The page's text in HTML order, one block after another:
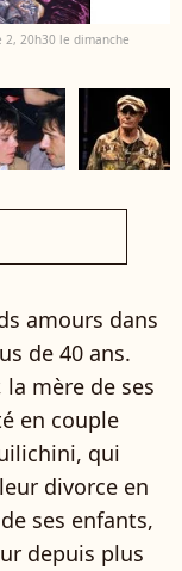
2, 20h30 le dimanche
amours dans
de 40 ans.
la mère de ses
en couple
qui
divorce en
ses enfants,
depuis plus